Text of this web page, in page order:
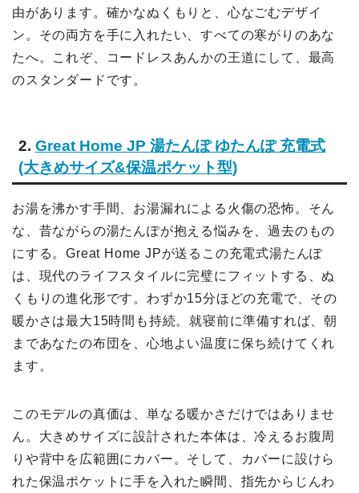
由があります。確かなぬくもりと、心なごむデザイ
ン。その両方を手に入れたい、すべての寒がりのあな
たへ。これぞ、コードレスあんかの王道にして、最高
のスタンダードです。
2. Great Home JP 湯たんぽ ゆたんぽ 充電式
(大きめサイズ&保温ポケット型)
お湯を沸かす手間、お湯漏れによる火傷の恐怖。そん
な、昔ながらの湯たんぽが抱える悩みを、過去のもの
にする。Great Home JPが送るこの充電式湯たんぽ
は、現代のライフスタイルに完璧にフィットする、ぬ
くもりの進化形です。わずか15分ほどの充電で、その
暖かさは最大15時間も持続。就寝前に準備すれば、朝
まであなたの布団を、心地よい温度に保ち続けてくれ
ます。
このモデルの真価は、単なる暖かさだけではありませ
ん。大きめサイズに設計された本体は、冷えるお腹周
りや背中を広範囲にカバー。そして、カバーに設けら
れた保温ポケットに手を入れた瞬間、指先からじんわ